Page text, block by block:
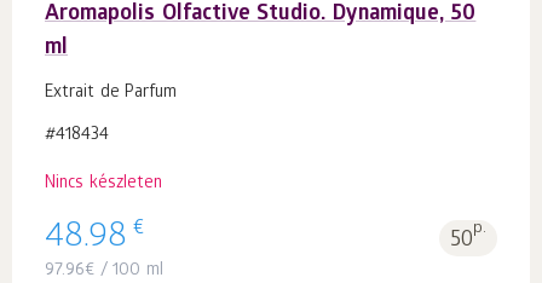
Aromapolis Olfactive Studio. Dynamique, 50
ml
Extrait de Parfum
#418434
Nincs készleten
48.98 € 50p.
97.96€ / 100 ml